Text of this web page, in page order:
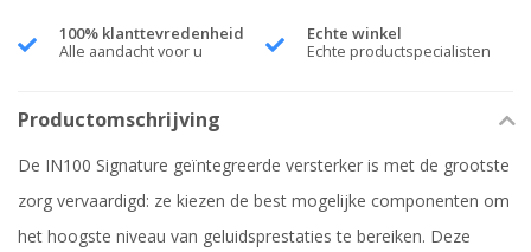
100% klanttevredenheid
Alle aandacht voor u
Echte winkel
Echte productspecialisten
Productomschrijving
De IN100 Signature geïntegreerde versterker is met de grootste
zorg vervaardigd: ze kiezen de best mogelijke componenten om
het hoogste niveau van geluidsprestaties te bereiken. Deze